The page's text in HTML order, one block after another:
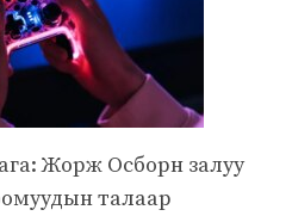
Жорж Осборн залуу
талаар